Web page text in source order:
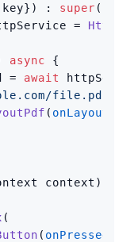
key}) : super (
=
async {
=
await
file.pdf'
( onLayout
context ) {
(
( onPressed